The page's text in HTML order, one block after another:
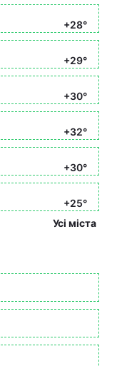
+28°
+29°
+30°
+32°
+30°
+25°
Усі міста